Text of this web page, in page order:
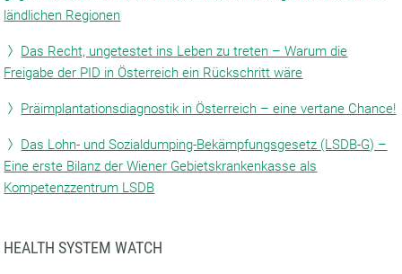
ländlichen Regionen
Das Recht, ungetestet ins Leben zu treten – Warum die
Freigabe der PID in Österreich ein Rückschritt wäre
Präimplantationsdiagnostik in Österreich – eine vertane Chance!
Das Lohn- und Sozialdumping-Bekämpfungsgesetz (LSDB-G) –
Eine erste Bilanz der Wiener Gebietskrankenkasse als
Kompetenzzentrum LSDB
HEALTH SYSTEM WATCH